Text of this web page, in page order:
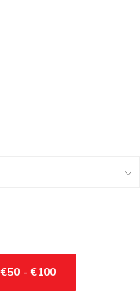
€50 - €100